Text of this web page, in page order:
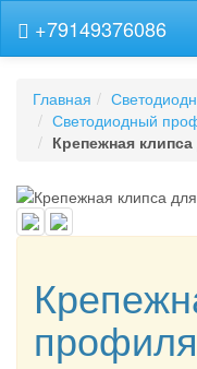
+79149376086
Главная
Светодиодный
Крепежная